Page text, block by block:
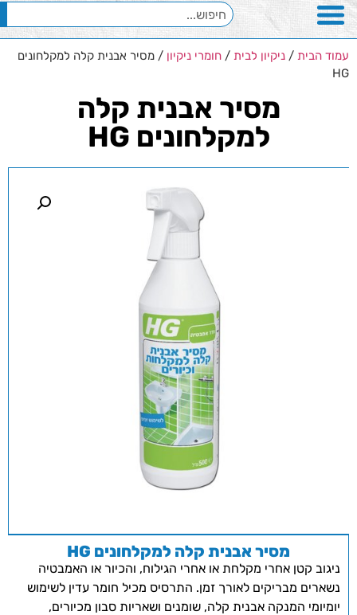
עמוד הבית / ניקיון לבית / חומרי ניקיון / מסיר אבנית קלה למקלחונים
HG
מסיר אבנית קלה
למקלחונים HG
מסיר אבנית קלה למקלחונים HG
ניגוב קטן אחרי מקלחת או אחרי הגילוח, והכיור או האמבטיה
נשארים מבריקים לאורך זמן. התרסיס מכיל חומר עדין לשימוש
יומיומי המנקה אבנית קלה, שומנים ושאריות סבון מכיורים,